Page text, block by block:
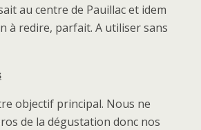
au centre de Pauillac et idem
à redire, parfait. A utiliser sans
objectif principal. Nous ne
de la dégustation donc nos